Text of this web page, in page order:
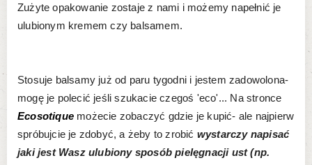
Zużyte opakowanie zostaje z nami i możemy napełnić je
ulubionym kremem czy balsamem.
Stosuje balsamy już od paru tygodni i jestem zadowolona-
mogę je polecić jeśli szukacie czegoś 'eco'... Na stronce
Ecosotique możecie zobaczyć gdzie je kupić- ale najpierw
spróbujcie je zdobyć, a żeby to zrobić wystarczy napisać
jaki jest Wasz ulubiony sposób pielęgnacji ust (np.